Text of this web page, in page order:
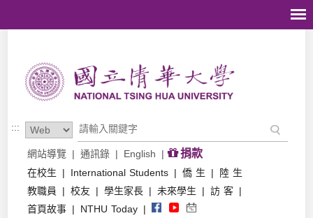
:::
網站導覽 | 通訊錄 | English | 捐款
在校生 | International Students | 僑 生 |
陸 生
教職員
| 校友 | 學生家長 | 未來學生 | 訪 客 |
首頁故事 | NTHU Today |